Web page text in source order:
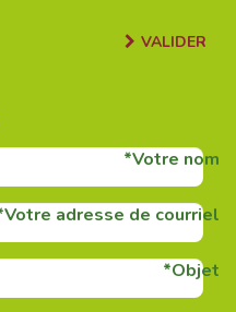
VALIDER
Votre nom
Votre adresse de courriel
Objet